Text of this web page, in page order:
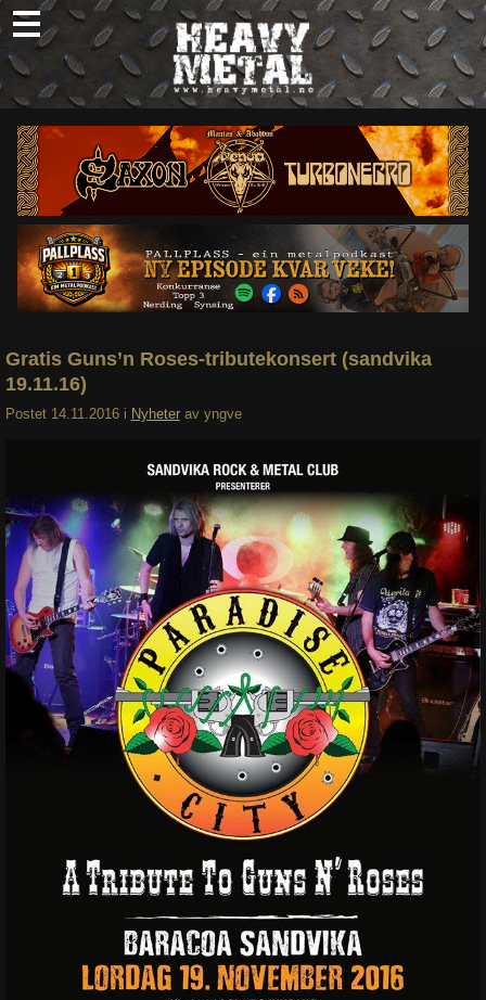
Skip
to
content
Nyheter
Omtaler
Intervjuer
Om oss
Abonner
Søk
Gratis Guns’n Roses-tributekonsert (sandvika
19.11.16)
Postet 14.11.2016 i Nyheter av yngve